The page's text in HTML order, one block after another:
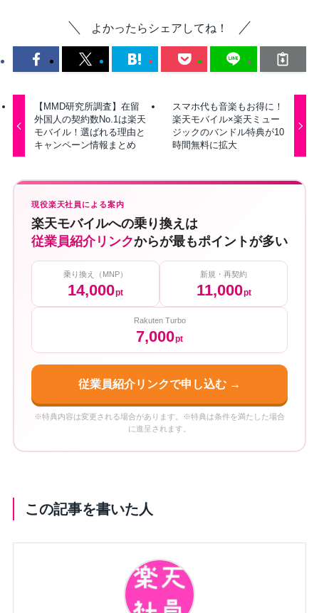
よかったらシェアしてね！
【MMD研究所調査】在留
外国人の契約数No.1は楽天
モバイル！選ばれる理由と
キャンペーン情報まとめ
スマホ代も音楽もお得に！
楽天モバイル×楽天ミュー
ジックのバンドル特典が10
時間無料に拡大
現役楽天社員による案内
楽天モバイルへの乗り換えは
従業員紹介リンクからが最もポイントが多い
乗り換え（MNP）
14,000pt
新規・再契約
11,000pt
Rakuten Turbo
7,000pt
従業員紹介リンクで申し込む →
※特典内容は変更される場合があります。※特典は条件を満たした場合
に進呈されます。
この記事を書いた人